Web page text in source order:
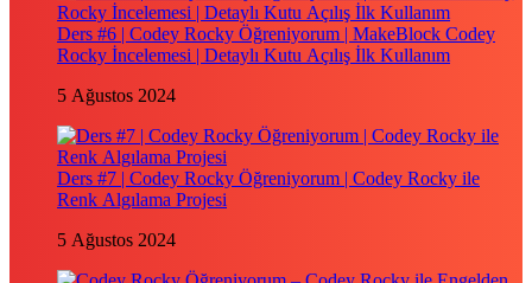
Ders #6 | Codey Rocky Öğreniyorum | MakeBlock Codey
Rocky İncelemesi | Detaylı Kutu Açılış İlk Kullanım
5 Ağustos 2024
Ders #7 | Codey Rocky Öğreniyorum | Codey Rocky ile
Renk Algılama Projesi
5 Ağustos 2024